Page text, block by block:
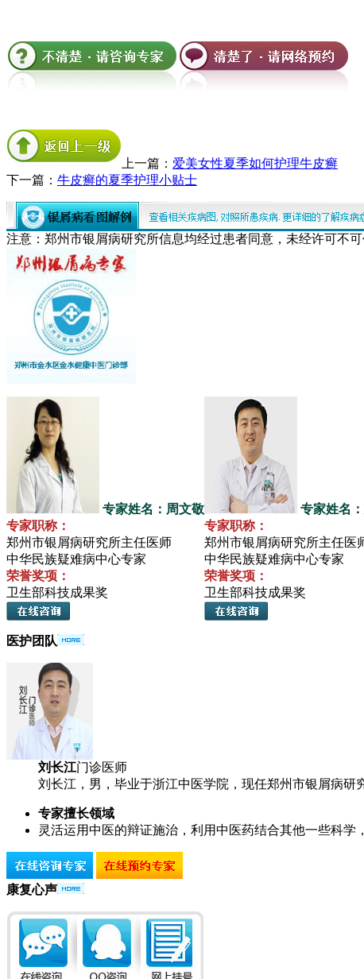
上一篇： 爱美女性夏季如何护理牛皮癣
下一篇： 牛皮癣的夏季护理小贴士
注意：郑州市银屑病研究所信息均经过患者同意，未经许可不可
专家姓名：周文敬
专家职称：
郑州市银屑病研究所主任医师
中华民族疑难病中心专家
荣誉奖项：
卫生部科技成果奖
专家姓名
专家职称：
郑州市银屑病研究所主任医
中华民族疑难病中心专家
荣誉奖项：
卫生部科技成果奖
医护团队
刘长江门诊医师
刘长江，男，毕业于浙江中医学院，现任郑州市银屑病研
专家擅长领域
灵活运用中医的辩证施治，利用中医药结合其他一些科学
康复心声